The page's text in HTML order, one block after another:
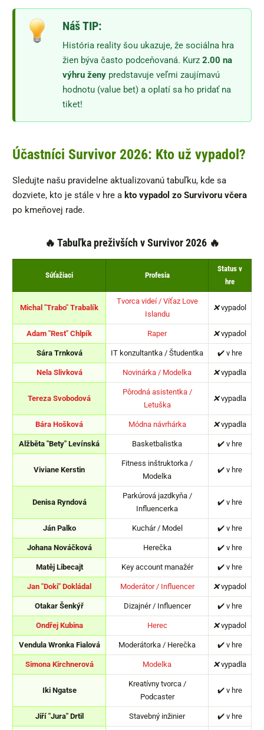
Náš TIP:
História reality šou ukazuje, že sociálna hra
žien býva často podceňovaná. Kurz 2.00 na
výhru ženy predstavuje veľmi zaujímavú
hodnotu (value bet) a oplatí sa ho pridať na
tiket!
Účastníci Survivor 2026: Kto už vypadol?
Sledujte našu pravidelne aktualizovanú tabuľku, kde sa
dozviete, kto je stále v hre a kto vypadol zo Survivoru včera
po kmeňovej rade.
🔥 Tabuľka preživších v Survivor 2026 🔥
Súťažiaci Profesia
Status v
hre
Michal "Trabo" Trabalík
Tvorca videí / Víťaz Love
Islandu
❌vypadol
Adam "Rest" Chlpík Raper ❌vypadol
Sára Trnková IT konzultantka / Študentka ✔️ v hre
Nela Slivková Novinárka / Modelka ❌vypadla
Tereza Svobodová
Pôrodná asistentka /
Letuška
❌vypadla
Bára Hošková Módna návrhárka ❌vypadla
Alžběta "Bety" Levínská Basketbalistka ✔️ v hre
Viviane Kerstin
Fitness inštruktorka /
Modelka
✔️ v hre
Denisa Ryndová
Parkúrová jazdkyňa /
Influencerka
✔️ v hre
Ján Palko Kuchár / Model ✔️ v hre
Johana Nováčková Herečka ✔️ v hre
Matěj Libecajt Key account manažér ✔️ v hre
Jan "Doki" Dokládal Moderátor / Influencer ❌vypadol
Otakar Šenkýř Dizajnér / Influencer ✔️ v hre
Ondřej Kubina Herec ❌vypadol
Vendula Wronka Fialová Moderátorka / Herečka ✔️ v hre
Simona Kirchnerová Modelka ❌vypadla
Iki Ngatse
Kreatívny tvorca /
Podcaster
✔️ v hre
Jiří "Jura" Drtil Stavebný inžinier ✔️ v hre